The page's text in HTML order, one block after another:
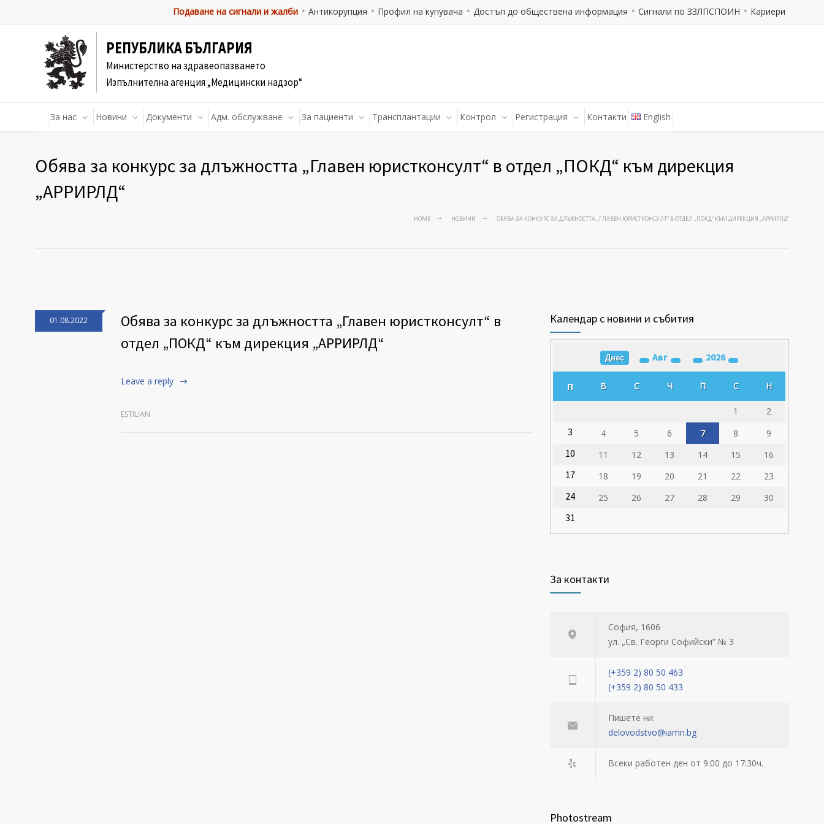
Кариери
Сигнали по ЗЗЛПСПОИН
Достъп до обществена информация
Профил на купувача
Антикорупция
Подаване на сигнали и жалби
РЕПУБЛИКА БЪЛГАРИЯ
Министерство на здравеопазването
Изпълнителна агенция „Медицински надзор“
За нас Новини Документи Адм. обслужване За пациенти Трансплантации Контрол Регистрация Контакти English
Обява за конкурс за длъжността „Главен юристконсулт“ в отдел „ПОКД“ към дирекция
„АРРИРЛД“
HOME НОВИНИ ОБЯВА ЗА КОНКУРС ЗА ДЛЪЖНОСТТА „ГЛАВЕН ЮРИСТКОНСУЛТ“ В ОТДЕЛ „ПОКД“ КЪМ ДИРЕКЦИЯ „АРРИРЛД“
01.08.2022
Обява за конкурс за длъжността „Главен юристконсулт“ в
отдел „ПОКД“ към дирекция „АРРИРЛД“
Leave a reply
ESTILIAN
Календар с новини и събития
Днес Авг 2026
П В С Ч П С Н
1 2
3 4 5 6 7 8 9
10 11 12 13 14 15 16
17 18 19 20 21 22 23
24 25 26 27 28 29 30
31
За контакти
София, 1606
ул. „Св. Георги Софийски” № 3
(+359 2) 80 50 463
(+359 2) 80 50 433
Пишете ни:
delovodstvo@iamn.bg
Всеки работен ден от 9:00 до 17:30ч.
Photostream